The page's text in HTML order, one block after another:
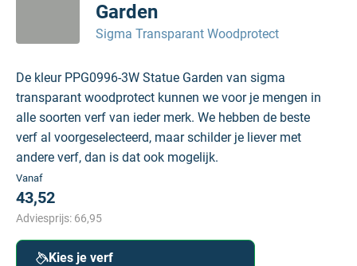
Garden
Sigma Transparant Woodprotect
De kleur PPG0996-3W Statue Garden van sigma
transparant woodprotect kunnen we voor je mengen in
alle soorten verf van ieder merk. We hebben de beste
verf al voorgeselecteerd, maar schilder je liever met
andere verf, dan is dat ook mogelijk.
Vanaf
43,52
Adviesprijs: 66,95
Kies je verf